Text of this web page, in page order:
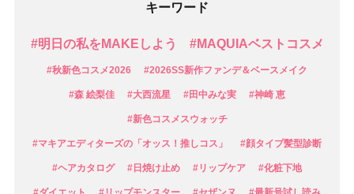
キーワード
#明日の私をMAKEしよう #MAQUIAベストコスメ
#秋新色コスメ2026 #2026SS新作ファンデ＆ベースメイク
#森 絵梨佳 #大西流星 #田中みな実 #神崎 恵
#新色コスメスウォッチ
#マキアエディターズの「オッス！推しコス」 #顔タイプ髪型診断
#ヘアカタログ #日焼け止め #リップケア #化粧下地